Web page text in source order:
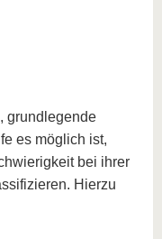
grundlegende
es möglich ist,
bei ihrer
Hierzu